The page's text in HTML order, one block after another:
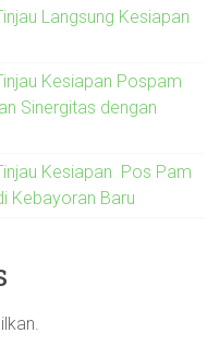
Langsung Kesiapan
Kesiapan Pospam
Sinergitas dengan
Kesiapan Pos Pam
Kebayoran Baru